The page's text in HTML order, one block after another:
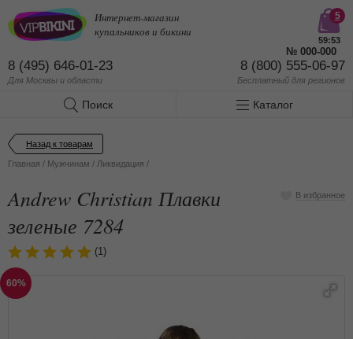
Интернет-магазин
купальников и бикини
8 (495) 646-01-23
Для Москвы и области
8 (800) 555-06-97
Бесплатный для регионов
5
59:53
№ 000-000
Поиск Каталог
Назад к товарам
Главная / Мужчинам / Ликвидация /
Andrew Christian Плавки
зеленые 7284
(1)
В избранное
60%